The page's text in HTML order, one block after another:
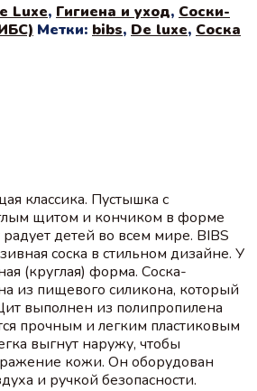
Luxe, Гигиена и уход, Соски-
Метки: bibs, De luxe, Соска
классика. Пустышка с
щитом и кончиком в форме
детей во всем мире. BIBS
соска в стильном дизайне. У
(круглая) форма. Соска-
из пищевого силикона, который
выполнен из полипропилена
прочным и легким пластиковым
выгнут наружу, чтобы
кожи. Он оборудован
и ручкой безопасности.